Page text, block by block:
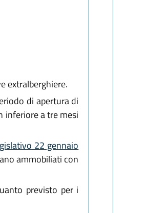
extralberghiere.
di apertura di
inferiore a tre mesi
22 gennaio
ammobiliati con
previsto per i